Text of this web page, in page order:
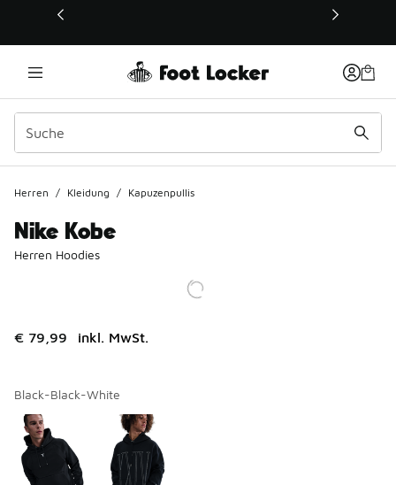
Dieser Link öffnet sich in einem neuen Fenster
Herren / Kleidung / Kapuzenpullis
Nike Kobe
Herren Hoodies
€ 79,99 inkl. MwSt.
Black-Black-White
Seite 1 von 1 zeigt die Farben 1 bis 2 von 2 an.
Bitte wählen Sie einen Stil aus